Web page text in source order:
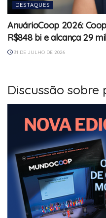
DESTAQUES
AnuárioCoop 2026:
R$848 bi e alcança 29
31 DE JULHO DE 2026
Discussão sobre